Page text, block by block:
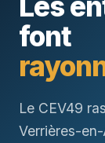
font
Le CEV49
Verrières-